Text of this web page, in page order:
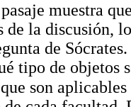
muestra
de la discusión,
de
tipo de objetos
son